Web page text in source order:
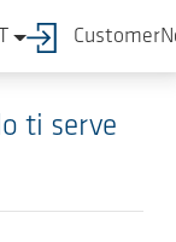
ti serve